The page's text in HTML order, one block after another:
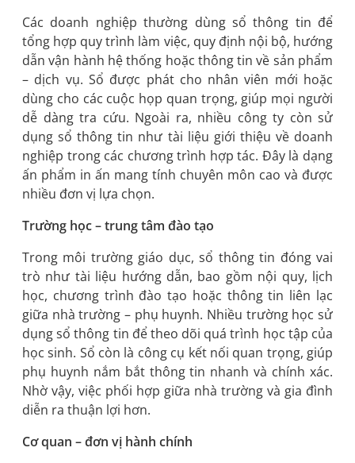
Các doanh nghiệp thường dùng sổ thông tin để
tổng hợp quy trình làm việc, quy định nội bộ, hướng
dẫn vận hành hệ thống hoặc thông tin về sản phẩm
– dịch vụ. Sổ được phát cho nhân viên mới hoặc
dùng cho các cuộc họp quan trọng, giúp mọi người
dễ dàng tra cứu. Ngoài ra, nhiều công ty còn sử
dụng sổ thông tin như tài liệu giới thiệu về doanh
nghiệp trong các chương trình hợp tác. Đây là dạng
ấn phẩm in ấn mang tính chuyên môn cao và được
nhiều đơn vị lựa chọn.
Trường học – trung tâm đào tạo
Trong môi trường giáo dục, sổ thông tin đóng vai
trò như tài liệu hướng dẫn, bao gồm nội quy, lịch
học, chương trình đào tạo hoặc thông tin liên lạc
giữa nhà trường – phụ huynh. Nhiều trường học sử
dụng sổ thông tin để theo dõi quá trình học tập của
học sinh. Sổ còn là công cụ kết nối quan trọng, giúp
phụ huynh nắm bắt thông tin nhanh và chính xác.
Nhờ vậy, việc phối hợp giữa nhà trường và gia đình
diễn ra thuận lợi hơn.
Cơ quan – đơn vị hành chính